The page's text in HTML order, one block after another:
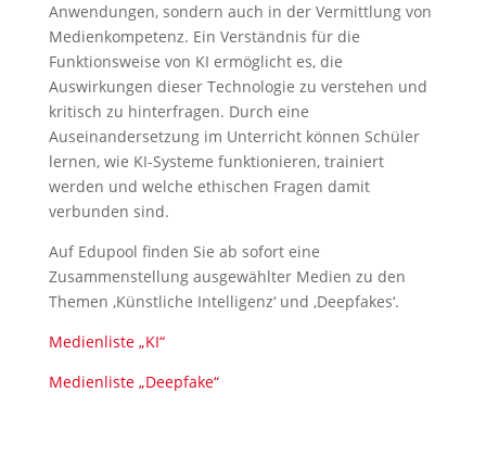
Anwendungen, sondern auch in der Vermittlung von
Medienkompetenz. Ein Verständnis für die
Funktionsweise von KI ermöglicht es, die
Auswirkungen dieser Technologie zu verstehen und
kritisch zu hinterfragen. Durch eine
Auseinandersetzung im Unterricht können Schüler
lernen, wie KI-Systeme funktionieren, trainiert
werden und welche ethischen Fragen damit
verbunden sind.
Auf Edupool finden Sie ab sofort eine
Zusammenstellung ausgewählter Medien zu den
Themen ‚Künstliche Intelligenz‘ und ‚Deepfakes‘.
Medienliste „KI“
Medienliste „Deepfake“